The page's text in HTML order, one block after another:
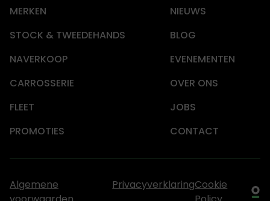
MERKEN
NIEUWS
STOCK & TWEEDEHANDS
BLOG
NAVERKOOP
EVENEMENTEN
CARROSSERIE
OVER ONS
FLEET
JOBS
PROMOTIES
CONTACT
Algemene
PrivacyverklaringCookie